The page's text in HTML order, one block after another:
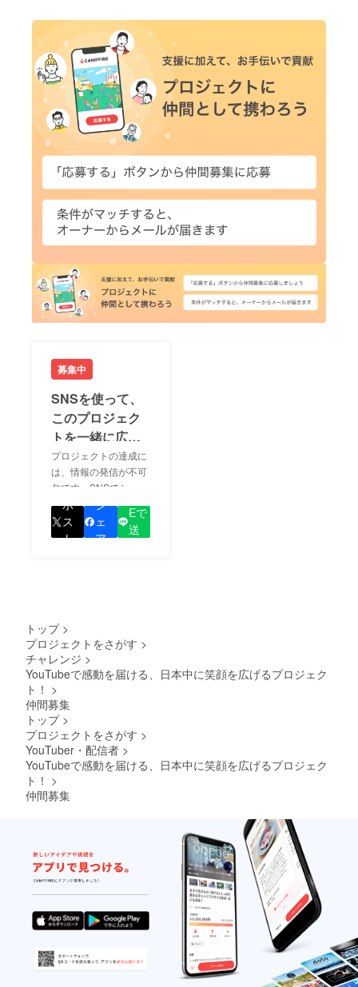
募集中
SNSを使って、
このプロジェク
トを一緒に広め
ましょう！
プロジェクトの達成に
は、情報の発信が不可
欠です。SNSでシェア
をして、あなたが応援
しているプロジェクト
の良さを知ってもらい
ポ
ス
ト
シ
ェ
ア
Eで
送
トップ >
プロジェクトをさがす >
チャレンジ >
YouTubeで感動を届ける、日本中に笑顔を広げるプロジェク
ト！ >
仲間募集
トップ >
プロジェクトをさがす >
YouTuber・配信者 >
YouTubeで感動を届ける、日本中に笑顔を広げるプロジェク
ト！ >
仲間募集